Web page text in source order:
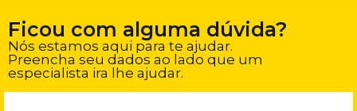
Ficou com alguma dúvida?
Nós estamos aqui para te ajudar.
Preencha seu dados ao lado que um
especialista ira lhe ajudar.